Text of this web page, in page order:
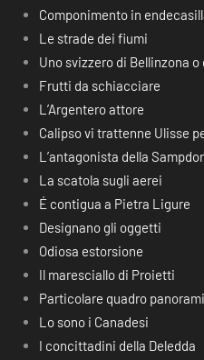
Componimento in
Le strade dei fiumi
Uno svizzero di Bellinzona
Frutti da schiacciare
L’Argentero attore
Calipso vi trattenne Ulisse
L’antagonista della
La scatola sugli aerei
É contigua a Pietra Ligure
Designano gli oggetti
Odiosa estorsione
Il maresciallo di Proietti
Particolare quadro
Lo sono i Canadesi
I concittadini della Deledda